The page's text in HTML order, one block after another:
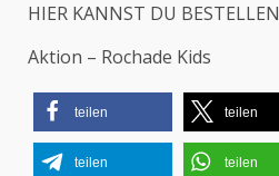
HIER KANNST DU BESTELLEN
Aktion – Rochade Kids
teilen teilen
teilen teilen